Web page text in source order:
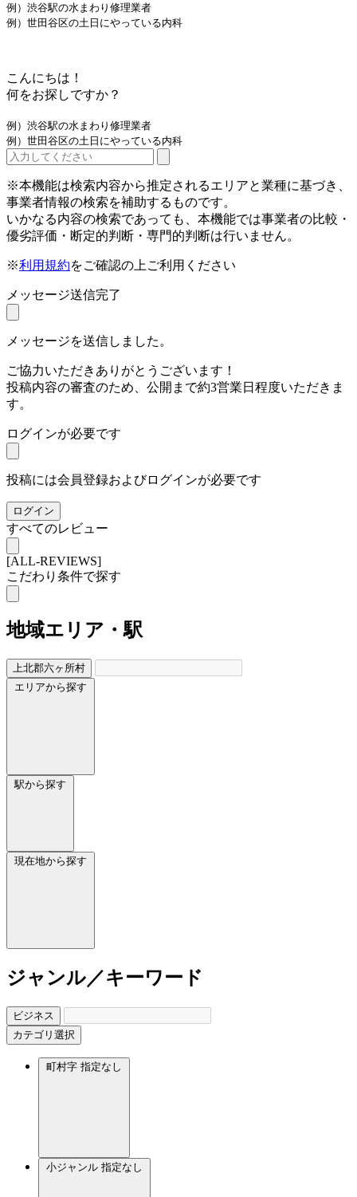
例）渋谷駅の水まわり修理業者
例）世田谷区の土日にやっている内科
こんにちは！
何をお探しですか？
例）渋谷駅の水まわり修理業者
例）世田谷区の土日にやっている内科
※本機能は検索内容から推定されるエリアと業種に基づき、
事業者情報の検索を補助するものです。
いかなる内容の検索であっても、本機能では事業者の比較・
優劣評価・断定的判断・専門的判断は行いません。
※利用規約をご確認の上ご利用ください
メッセージ送信完了
メッセージを送信しました。
ご協力いただきありがとうございます！
投稿内容の審査のため、公開まで約3営業日程度いただきま
す。
ログインが必要です
投稿には会員登録およびログインが必要です
ログイン
すべてのレビュー
[ALL-REVIEWS]
こだわり条件で探す
地域エリア・駅
上北郡六ヶ所村
エリアから探す
駅から探す
現在地から探す
ジャンル／キーワード
ビジネス
カテゴリ選択
町村字 指定なし
小ジャンル 指定なし